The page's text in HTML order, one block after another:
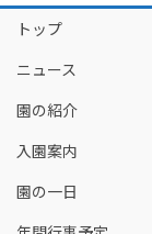
トップ
ニュース
園の紹介
入園案内
園の一日